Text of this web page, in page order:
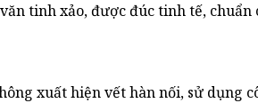
tinh xảo, được đúc tinh tế,
xuất hiện vết hàn nối, sử dụng